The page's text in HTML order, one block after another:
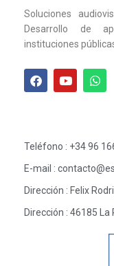
Soluciones
Desarrollo de
instituciones
Teléfono : +34 96
E-mail :
Dirección : Felix
Dirección : 46185